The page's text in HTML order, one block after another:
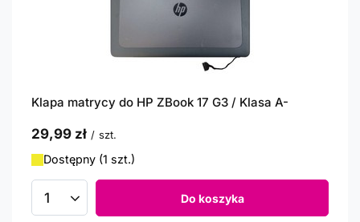
Klapa matrycy do HP ZBook 17 G3 / Klasa A-
29,99 zł / szt.
Dostępny (1 szt.)
Ilość produktów Do koszyka